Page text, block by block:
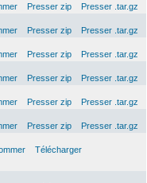
Presser zip
Presser .tar.gz
Presser zip
Presser .tar.gz
Presser zip
Presser .tar.gz
Presser zip
Presser .tar.gz
Presser zip
Presser .tar.gz
Presser zip
Presser .tar.gz
Télécharger